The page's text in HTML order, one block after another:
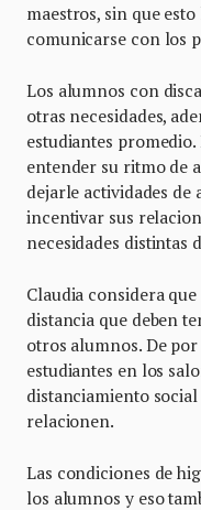
maestros, sin que
comunicarse con los
Los alumnos con
otras necesidades,
estudiantes
entender su ritmo de
dejarle actividades de
incentivar sus
necesidades distintas
Claudia considera
distancia que deben
otros alumnos. De
estudiantes en los
distanciamiento
relacionen.
Las condiciones de
los alumnos y eso